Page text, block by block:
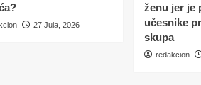
27 Jula, 2026
ženu jer je
učesnike
skupa
redakcion